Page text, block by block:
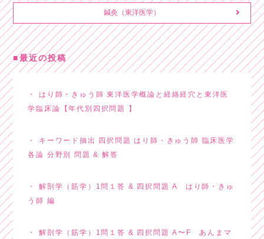
鍼灸（東洋医学）
最近の投稿
はり師・きゅう師 東洋医学概論と経絡経穴と東洋医
学臨床論【年代別四択問題 】
キーワード抽出 四択問題 はり師・きゅう師 臨床医学
各論 分野別 問題 & 解答
解剖学（筋学）1問１答 & 四択問題 A はり師・きゅ
う師 編
解剖学（筋学）1問１答 & 四択問題 A〜F あんまマ